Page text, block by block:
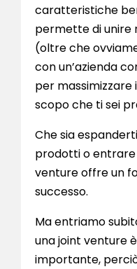
caratteristiche
permette di unire
(oltre che
con un’azienda
per
scopo che ti sei
Che sia
prodotti o entrare
venture offre un
successo.
Ma entriamo
una joint venture
importante,